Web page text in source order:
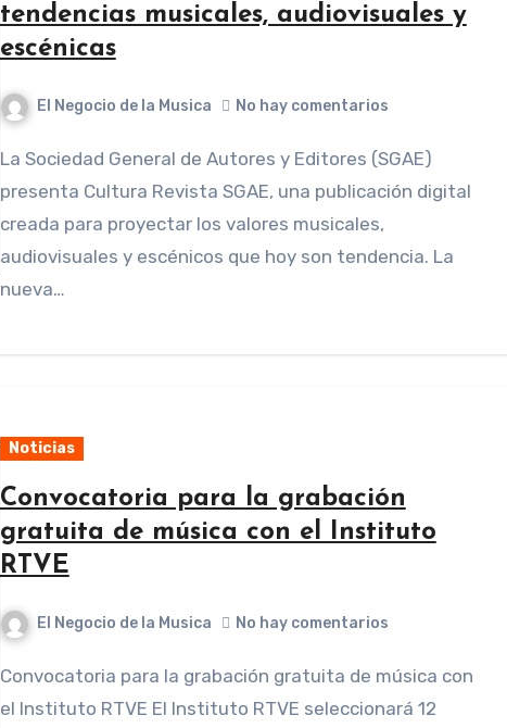
tendencias musicales, audiovisuales y
escénicas
El Negocio de la Musica No hay comentarios
La Sociedad General de Autores y Editores (SGAE)
presenta Cultura Revista SGAE, una publicación digital
creada para proyectar los valores musicales,
audiovisuales y escénicos que hoy son tendencia. La
nueva…
Noticias
Convocatoria para la grabación
gratuita de música con el Instituto
RTVE
El Negocio de la Musica No hay comentarios
Convocatoria para la grabación gratuita de música con
el Instituto RTVE El Instituto RTVE seleccionará 12